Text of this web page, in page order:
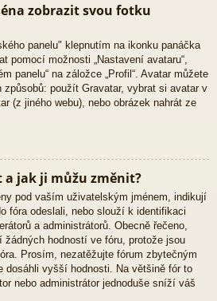
zobrazit svou fotku
panelu" klepnutím na ikonku panáčka
pomocí možnosti „Nastavení avataru“,
panelu“ na záložce „Profil“. Avatar můžete
použít Gravatar, vybrat si avatar v
(z jiného webu), nebo obrázek nahrát ze
a jak ji můžu změnit?
pod vaším uživatelským jménem, indikují
fóra odeslali, nebo slouží k identifikaci
a administrátorů. Obecně řečeno,
žádných hodností ve fóru, protože jsou
Prosím, nezatěžujte fórum zbytečným
dosáhli vyšší hodnosti. Na většině fór to
nebo administrátor jednoduše sníží váš